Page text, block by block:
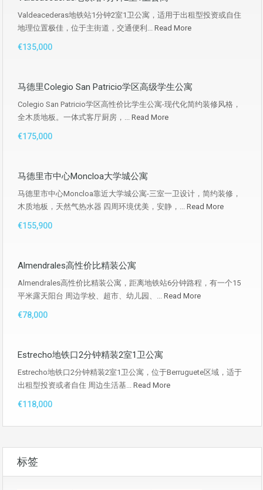
Valdeacederas地铁站1分钟2室1卫公寓，适用于出租型投资或自住
地理位置极佳，位于主街道，交通便利... Read More
€135,000
马德里Colegio San Patricio学区高级学生公寓
Colegio San Patricio学区高性价比学生公寓-现代化简约装修风格，
全木质地板。一体式客厅厨房，... Read More
€175,000
马德里市中心Moncloa大学城公寓
马德里市中心Moncloa靠近大学城公寓-三室一卫设计，简约装修，
木质地板，天然气热水器 四周环境优美，安静，... Read More
€155,900
Almendrales高性价比精装公寓
Almendrales高性价比精装公寓，距离地铁站6分钟路程，有一个15
平米露天阳台 周边学校、超市、幼儿园、... Read More
€78,000
Estrecho地铁口2分钟精装2室1卫公寓
Estrecho地铁口2分钟精装2室1卫公寓，位于Berruguete区域，适于
出租型投资或者自住 周边生活基... Read More
€118,000
标签